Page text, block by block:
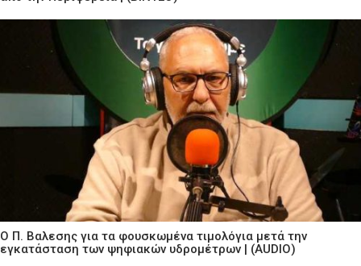
Ο Π. Βαλεσης για τα φουσκωμένα τιμολόγια μετά την
εγκατάσταση των ψηφιακών υδρομέτρων | (AUDIO)